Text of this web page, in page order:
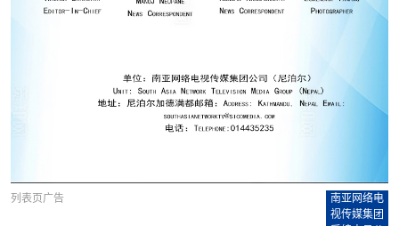
列表页广告
南亚网络电
视传媒集团